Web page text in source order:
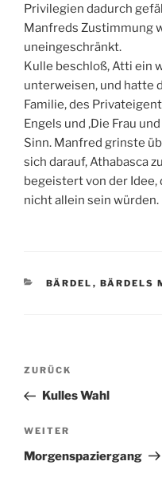
Privilegien dadurch
Manfreds Zustimmung
uneingeschränkt.
Kulle beschloß, Atti ein
unterweisen, und hatte
Familie, des
Engels und ‚Die Frau
Sinn. Manfred grinste
sich darauf, Athabasca
begeistert von der Idee,
nicht allein sein würden.
KATEGORIEN
BÄRDEL , BÄRDELS
Beitragsnavigation
Vorheriger
Beitrag
ZURÜCK
Kulles Wahl
Nächster
Beitrag
WEITER
Morgenspaziergang